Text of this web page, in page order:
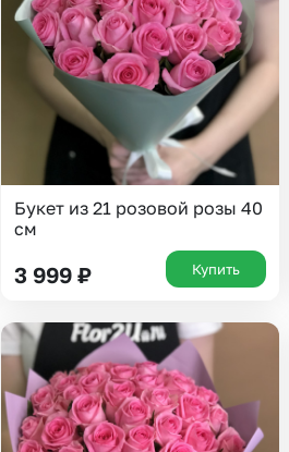
Букет из 21 розовой розы 40
см
3 999 ₽ Купить